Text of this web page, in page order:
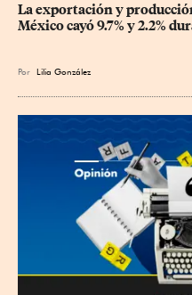
La exportación y
México cayó 9.7% y 2.2%
Por Lilia González